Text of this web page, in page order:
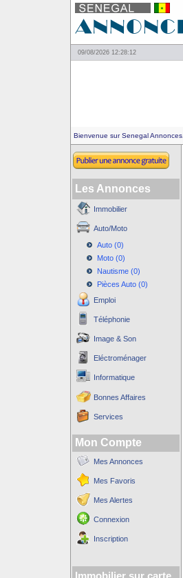
09/08/2026 12:28:12
Bienvenue sur Senegal Annonces.
Les Annonces
Immobilier
Auto/Moto
Auto (0)
Moto (0)
Nautisme (0)
Pièces Auto (0)
Emploi
Téléphonie
Image & Son
Eléctroménager
Informatique
Bonnes Affaires
Services
Mon Compte
Mes Annonces
Mes Favoris
Mes Alertes
Connexion
Inscription